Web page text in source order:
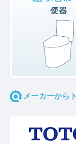
メーカーから